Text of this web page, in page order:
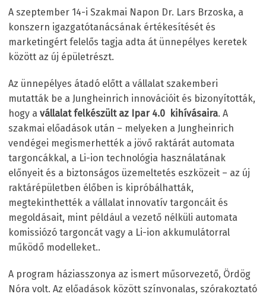
A szeptember 14-i Szakmai Napon Dr. Lars Brzoska, a
konszern igazgatótanácsának értékesítését és
marketingért felelős tagja adta át ünnepélyes keretek
között az új épületrészt.
Az ünnepélyes átadó előtt a vállalat szakemberi
mutatták be a Jungheinrich innovációit és bizonyították,
hogy a vállalat felkészült az Ipar 4.0 kihívásaira. A
szakmai előadások után – melyeken a Jungheinrich
vendégei megismerhették a jövő raktárát automata
targoncákkal, a Li-ion technológia használatának
előnyeit és a biztonságos üzemeltetés eszközeit – az új
raktárépületben élőben is kipróbálhatták,
megtekinthették a vállalat innovatív targoncáit és
megoldásait, mint például a vezető nélküli automata
komissiózó targoncát vagy a Li-ion akkumulátorral
működő modelleket..
A program háziasszonya az ismert műsorvezető, Ördög
Nóra volt. Az előadások között színvonalas, szórakoztató